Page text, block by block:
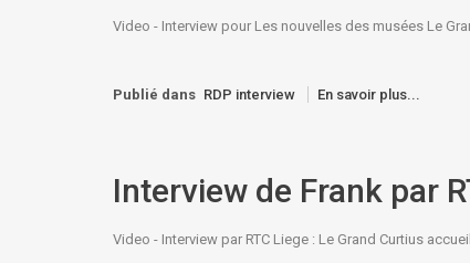
Video - Interview pour Les nouvelles des musées Le
Publié dans RDP interview En savoir plus...
Interview de Frank par
Video - Interview par RTC Liege : Le Grand Curtius